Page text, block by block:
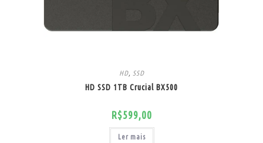
HD, SSD
HD SSD 1TB Crucial BX500
R$599,00
Ler mais